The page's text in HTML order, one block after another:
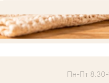
Пн-Пт 8.30-